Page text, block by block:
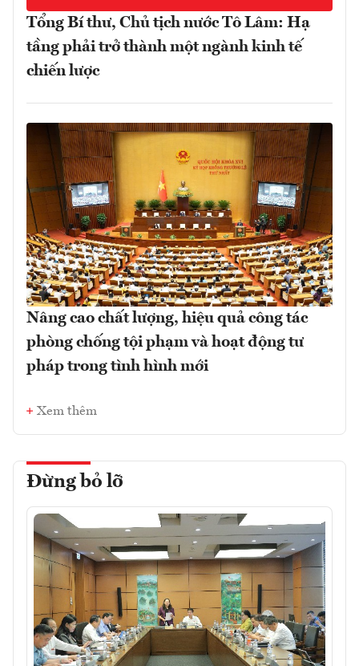
Tổng Bí thư, Chủ tịch nước Tô Lâm: Hạ
tầng phải trở thành một ngành kinh tế
chiến lược
Nâng cao chất lượng, hiệu quả công tác
phòng chống tội phạm và hoạt động tư
pháp trong tình hình mới
Xem thêm
Đừng bỏ lỡ